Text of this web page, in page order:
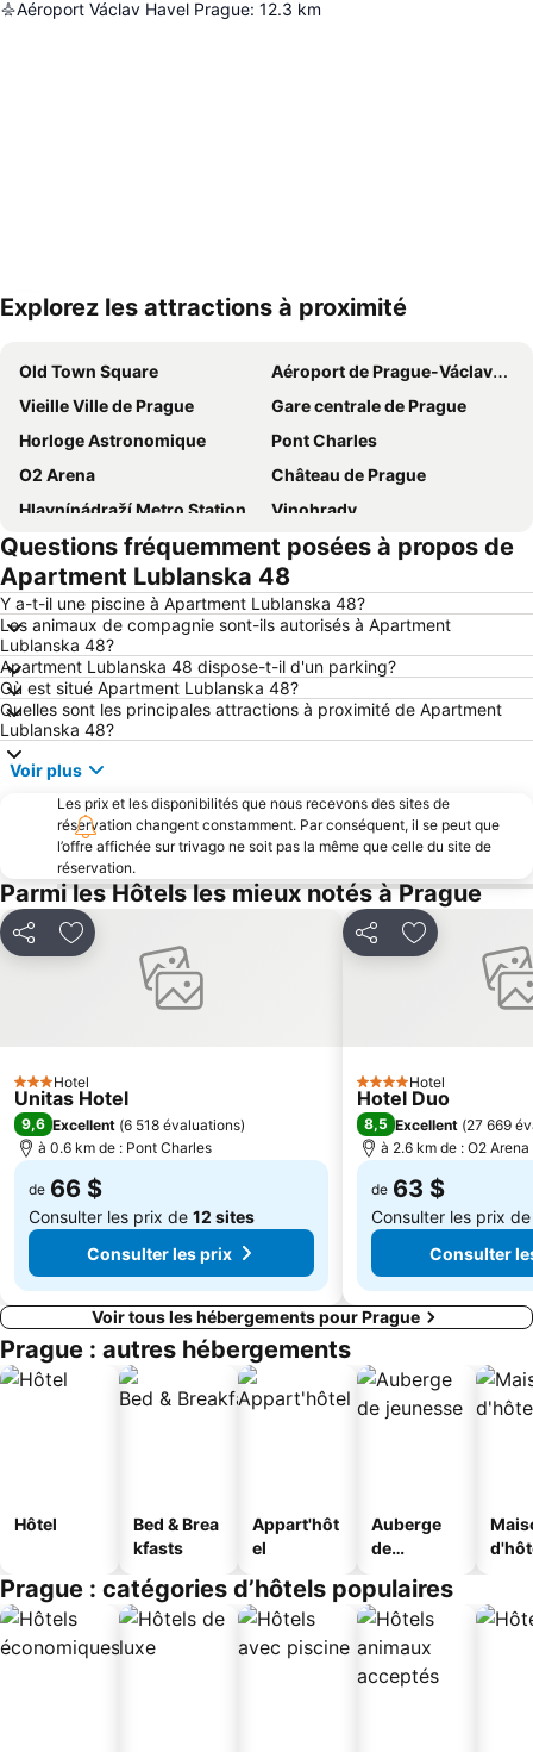
Aéroport Václav Havel Prague: 12.3 km
Explorez les attractions à proximité
Old Town Square
Aéroport de Prague-Václav-Havel
Vieille Ville de Prague
Gare centrale de Prague
Horloge Astronomique
Pont Charles
O2 Arena
Château de Prague
Hlavnínádraží Metro Station
Vinohrady
Place Venceslas
Nové Město
Sokol Malá Strana
Lesser Quarter
Josefov ghetto juif
Florenc Bus Terminal
Smíchov railway station
Žižkov
Smíchov
Palais des Congrès de Prague Lesser Town Bridge Towers
I.P.Pavlova Metro Station
Place de la République
Théâtre National
Musée National
Kampa
Prague Indoor Paintball
Vystaviste Letnany - PVA EXPO
Aquapalace Praha
Holešovice
Hradčany
Vyšehrad
Náměstí Republiky Metro Station
The Life of Children under Emperor Franz Joseph I
Staroměstská mostecká věž
Monastère de Strahov
Palackého náměstí
Naplavka river bank
Powder Tower
Monastère franciscain de l'église Saint-Jacob
Parizska
Metro station Anděl
The Rose Garden
Questions fréquemment posées à propos de
Apartment Lublanska 48
Y a-t-il une piscine à Apartment Lublanska 48?
Les animaux de compagnie sont-ils autorisés à Apartment
Lublanska 48?
Apartment Lublanska 48 dispose-t-il d'un parking?
Où est situé Apartment Lublanska 48?
Quelles sont les principales attractions à proximité de Apartment
Lublanska 48?
Voir plus
Les prix et les disponibilités que nous recevons des sites de
réservation changent constamment. Par conséquent, il se peut que
l’offre affichée sur trivago ne soit pas la même que celle du site de
réservation.
Parmi les Hôtels les mieux notés à Prague
PartagerAjouter à mes favoris
3 Étoiles
Hotel
Unitas Hotel
9,6 Excellent (6 518 évaluations)
à 0.6 km de : Pont Charles
de 66 $
Consulter les prix de 12 sites
Consulter les prix
PartagerAjouter à
4 ÉtoilesHotel
Hotel Duo
8,5 Excellent (27 669
à 2.6 km de : O2 Arena
de 63 $
Consulter les prix
Consulter
Voir tous les hébergements pour Prague
Prague : autres hébergements
Hôtel
Bed & Brea
kfasts
Appart'hôt
el
Auberge
de
Prague : catégories d’hôtels populaires